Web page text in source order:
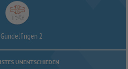
2
UNENTSCHIEDEN